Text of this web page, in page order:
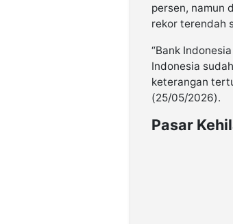
persen, namun
rekor terendah
“Bank
Indonesia
keterangan
(25/05/2026).
Pasar